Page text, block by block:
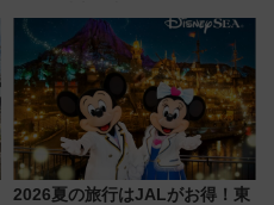
リサーチ」本格謎解き・グッズ
情報まとめ
2026夏の旅行はJALがお得！東